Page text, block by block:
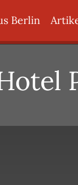
Berlin